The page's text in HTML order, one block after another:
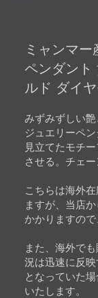
beginning
images
ミャンマ
ペンダント
ルド ダイ
みずみずしい
ジュエリーペ
見立てたモチ
させる。チェー
こちらは海外
ますが、当店
かかりますので
また、海外で
況は迅速に反
となっていた
いたします。